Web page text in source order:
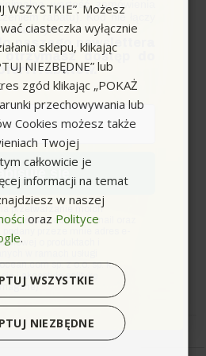
urządzenia
z rurami o średnicy
odpowiedzialna w UE :
WSZYSTKIE”. Możesz
ciasteczka wyłącznie
sklepu, klikając
NIEZBĘDNE” lub
zgód klikając „POKAŻ
przechowywania lub
Cookies możesz także
Twojej
całkowicie je
informacji na temat
w naszej
oraz Polityce
.
WSZYSTKIE
NIEZBĘDNE
wartość zamówienia
rabatu). Kod nie łączy
rabatowymi.
naszego newslettera
otrzymasz dostęp do
i rabatów.
się
przetwarzanie moich
w postaci adresu e-mail oraz
podany przeze mnie adres e-
o produktach i
sp. z o.o. sp. k.
się i akceptuję politykę